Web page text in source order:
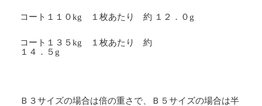
コート１１０kg １枚あたり 約 １２．０ g
コート１３５kg １枚あたり 約
１４．５ g
Ｂ３サイズの場合は倍の重さで、Ｂ５サイズの場合は半